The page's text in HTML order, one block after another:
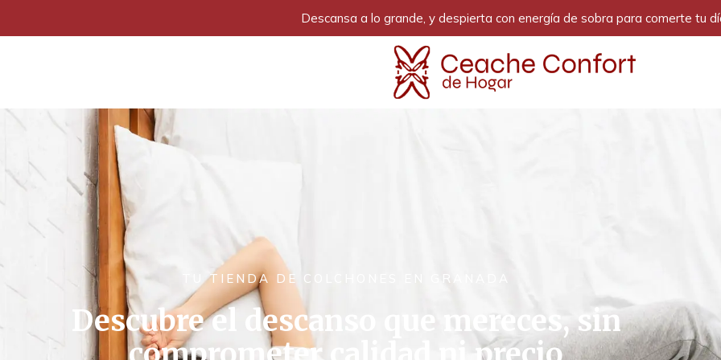
Descansa a lo grande, y despierta con energía de sobra para comerte tu
TU TIENDA DE COLCHONES EN GRANADA
Descubre el descanso que mereces, sin